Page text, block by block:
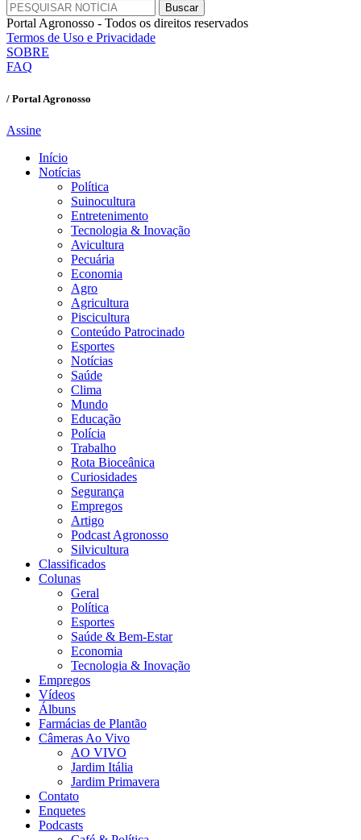
Portal Agronosso - Todos os direitos reservados
Termos de Uso e Privacidade
SOBRE
FAQ
/ Portal Agronosso
Assine
Início
Notícias
Política
Suinocultura
Entretenimento
Tecnologia & Inovação
Avicultura
Pecuária
Economia
Agro
Agricultura
Piscicultura
Conteúdo Patrocinado
Esportes
Notícias
Saúde
Clima
Mundo
Educação
Polícia
Trabalho
Rota Bioceânica
Curiosidades
Segurança
Empregos
Artigo
Podcast Agronosso
Silvicultura
Classificados
Colunas
Geral
Política
Esportes
Saúde & Bem-Estar
Economia
Tecnologia & Inovação
Empregos
Vídeos
Álbuns
Farmácias de Plantão
Câmeras Ao Vivo
AO VIVO
Jardim Itália
Jardim Primavera
Contato
Enquetes
Podcasts